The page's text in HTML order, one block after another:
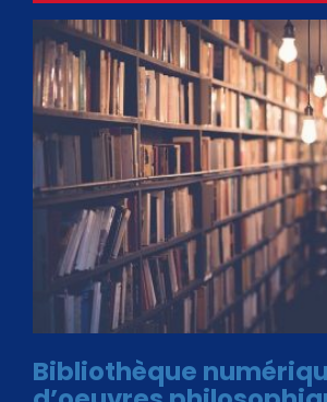
Bibliothèque